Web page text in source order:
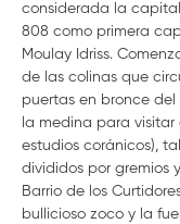
considerada la capital
808 como primera
Moulay Idriss.
de las colinas que
puertas en bronce
la medina para visitar
estudios coránicos),
divididos por gremios
Barrio de los
bullicioso zoco y la